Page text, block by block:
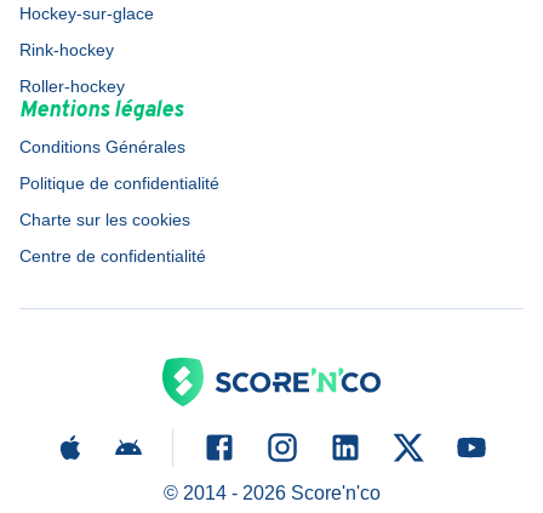
Hockey-sur-glace
Rink-hockey
Roller-hockey
Mentions légales
Conditions Générales
Politique de confidentialité
Charte sur les cookies
Centre de confidentialité
© 2014 - 2026Score'n'co